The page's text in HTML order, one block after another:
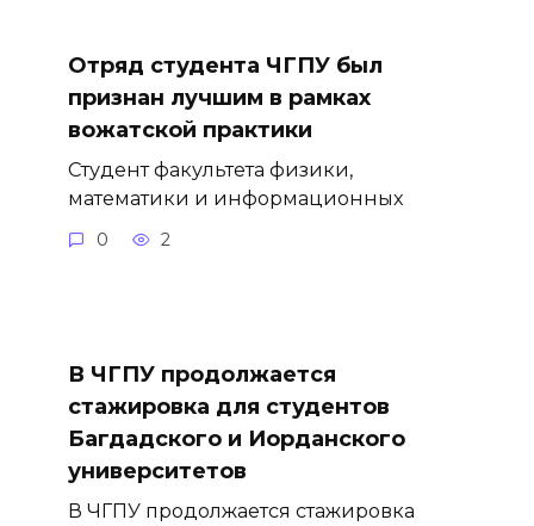
Отряд студента ЧГПУ был
признан лучшим в рамках
вожатской практики
Студент факультета физики,
математики и информационных
0 2
В ЧГПУ продолжается
стажировка для студентов
Багдадского и Иорданского
университетов
В ЧГПУ продолжается стажировка